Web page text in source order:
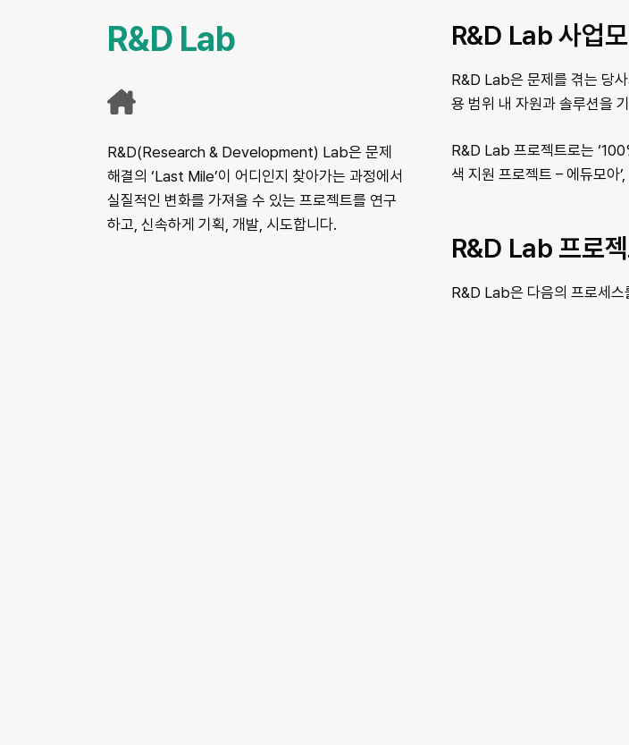
R&D Lab
행
나
눔
재
단
R&D(Research & Development) Lab은 문제
해결의 ‘Last Mile’이 어디인지 찾아가는 과정에서
실질적인 변화를 가져올 수 있는 프로젝트를 연구
하고, 신속하게 기획, 개발, 시도합니다.
R&D Lab 사업
R&D Lab은 문제를 겪는 당
용 범위 내 자원과 솔루션을
R&D Lab 프로젝트로는
색 지원 프로젝트 – 에듀모아
R&D Lab 프로
R&D Lab은 다음의 프로세스